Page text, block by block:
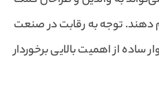
دهند. توجه به رقابت در صنعت
ساده از اهمیت بالایی برخوردار